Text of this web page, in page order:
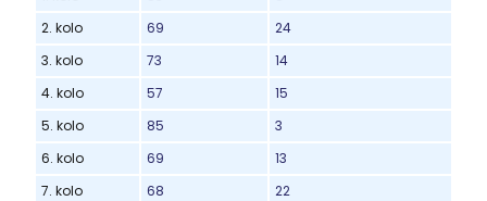
2. kolo
69
24
3. kolo
73
14
4. kolo
57
15
5. kolo
85
3
6. kolo
69
13
7. kolo
68
22